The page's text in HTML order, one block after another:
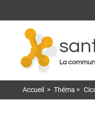
La
Accueil > Théma >